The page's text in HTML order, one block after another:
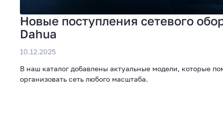
Новые поступления сетевого
Dahua
10.12.2025
В наш каталог добавлены актуальные модели, которые
организовать сеть любого масштаба.